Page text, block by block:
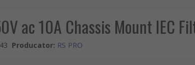
ac 10A Chassis Mount IEC
Producator: RS PRO